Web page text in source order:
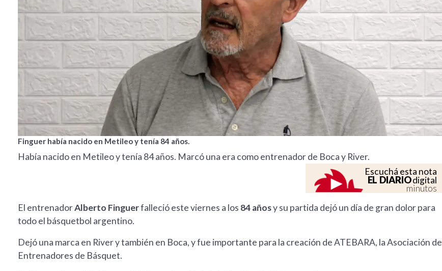
Finguer había nacido en Metileo y tenía 84 años.
Había nacido en Metileo y tenía 84 años. Marcó una era como entrenador de Boca y River.
Escuchá esta nota
EL DIARIOdigital
minutos
El entrenadorAlberto Finguerfalleció este viernes a los 84 añosy su partida dejó un día de gran dolor para
todo el básquetbol argentino.
Dejó una marca en River y también en Boca, y fue importante para la creación de ATEBARA, la Asociación de
Entrenadores de Básquet.